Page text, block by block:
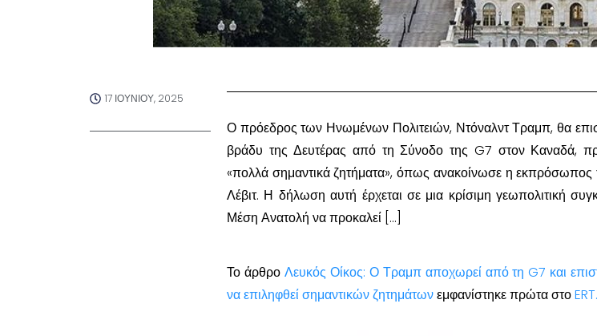
17 ΙΟΥΝΊΟΥ, 2025
Ο πρόεδρος των Ηνωμένων Πολιτειών, Ντόναλντ Τραμπ, θα
βράδυ της Δευτέρας από τη Σύνοδο της G7 στον Καναδά,
«πολλά σημαντικά ζητήματα», όπως ανακοίνωσε η εκπρόσωπος
Λέβιτ. Η δήλωση αυτή έρχεται σε μια κρίσιμη γεωπολιτική
Μέση Ανατολή να προκαλεί […]
Το άρθρο Λευκός Οίκος: Ο Τραμπ αποχωρεί από τη G7 και
να επιληφθεί σημαντικών ζητημάτωνεμφανίστηκε πρώτα στο